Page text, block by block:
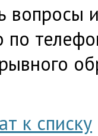
вопросы
к списку